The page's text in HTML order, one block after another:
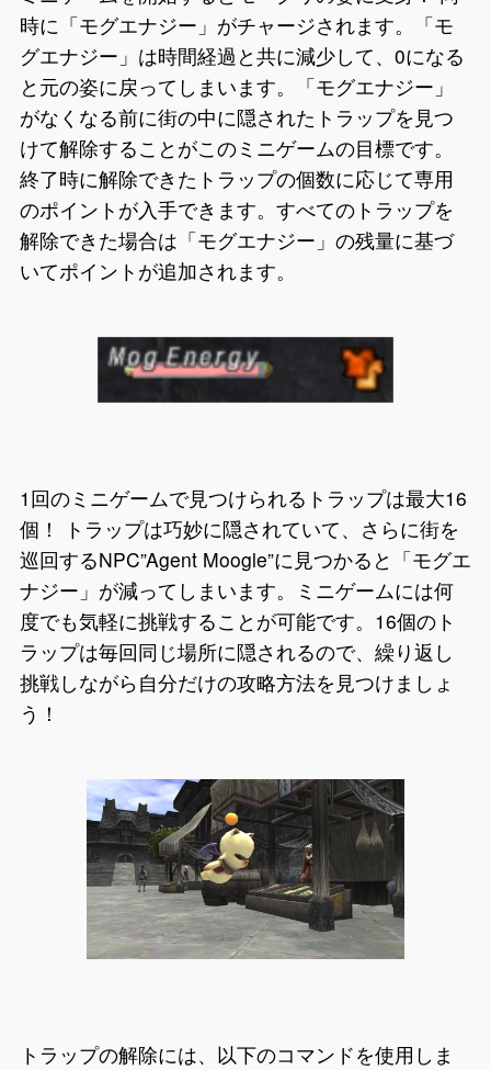
時に「モグエナジー」がチャージされます。「モ
グエナジー」は時間経過と共に減少して、0になる
と元の姿に戻ってしまいます。「モグエナジー」
がなくなる前に街の中に隠されたトラップを見つ
けて解除することがこのミニゲームの目標です。
終了時に解除できたトラップの個数に応じて専用
のポイントが入手できます。すべてのトラップを
解除できた場合は「モグエナジー」の残量に基づ
いてポイントが追加されます。
1回のミニゲームで見つけられるトラップは最大16
個！ トラップは巧妙に隠されていて、さらに街を
巡回するNPC”Agent Moogle”に見つかると「モグエ
ナジー」が減ってしまいます。ミニゲームには何
度でも気軽に挑戦することが可能です。16個のト
ラップは毎回同じ場所に隠されるので、繰り返し
挑戦しながら自分だけの攻略方法を見つけましょ
う！
トラップの解除には、以下のコマンドを使用しま